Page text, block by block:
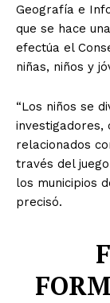
Geografía e
que se hace
efectúa el
niñas, niños y
“Los niños se
investigadores,
relacionados
través del
los municipios
precisó.